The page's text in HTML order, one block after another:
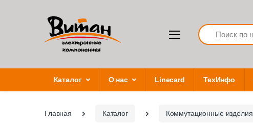
Search
Каталог О нас Linecard ТехИнфо
Главная Каталог Коммутационные изделия